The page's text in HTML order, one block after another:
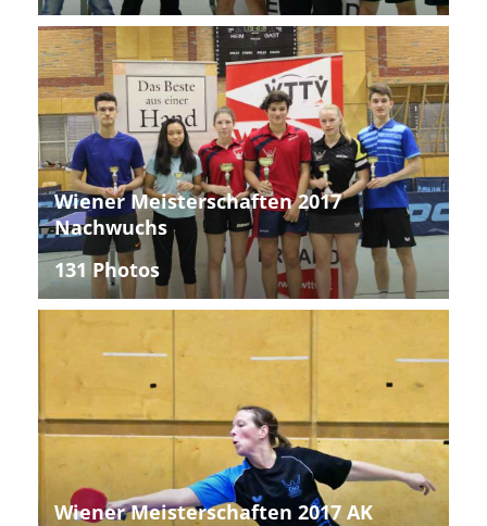
Wiener Meisterschaften 2017
Nachwuchs
131 Photos
Wiener Meisterschaften 2017 AK